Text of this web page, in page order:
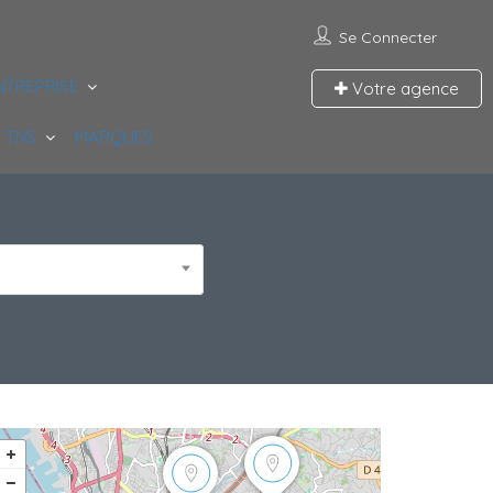
Se Connecter
Votre agence
TNS MARQUES